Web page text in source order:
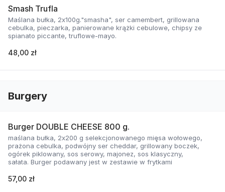
Smash Trufla
Maślana bułka, 2x100g."smasha", ser camembert, grillowana
cebulka, pieczarka, panierowane krążki cebulowe, chipsy ze
spianato piccante, truflowe-mayo.
48,00 zł
Burgery
Burger DOUBLE CHEESE 800 g.
maślana bułka, 2x200 g selekcjonowanego mięsa wołowego,
prażona cebulka, podwójny ser cheddar, grillowany boczek,
ogórek piklowany, sos serowy, majonez, sos klasyczny,
sałata. Burger podawany jest w zestawie w frytkami
57,00 zł